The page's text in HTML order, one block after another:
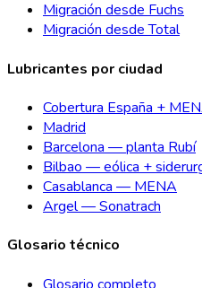
Migración desde Fuchs
Migración desde Total
Lubricantes por ciudad
Cobertura España +
Madrid
Barcelona — planta Rubí
Bilbao — eólica +
Casablanca — MENA
Argel — Sonatrach
Glosario técnico
Glosario completo